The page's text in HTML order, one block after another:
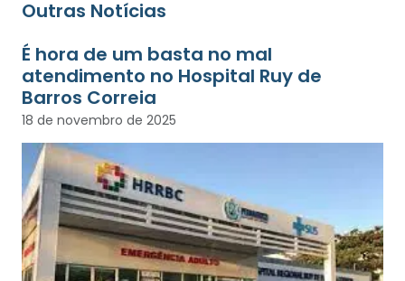
Outras Notícias
É hora de um basta no mal
atendimento no Hospital Ruy de
Barros Correia
18 de novembro de 2025